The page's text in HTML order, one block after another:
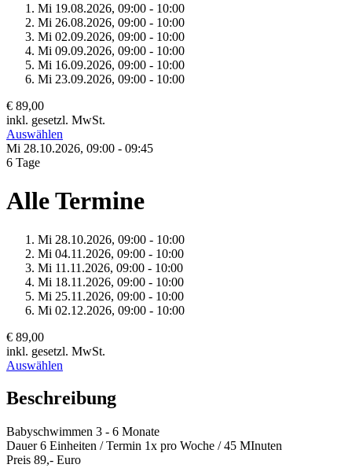
Mi 19.08.2026, 09:00 - 10:00
Mi 26.08.2026, 09:00 - 10:00
Mi 02.09.2026, 09:00 - 10:00
Mi 09.09.2026, 09:00 - 10:00
Mi 16.09.2026, 09:00 - 10:00
Mi 23.09.2026, 09:00 - 10:00
€ 89,00
inkl. gesetzl. MwSt.
Auswählen
Mi 28.10.2026, 09:00 - 09:45
6 Tage
Alle Termine
Mi 28.10.2026, 09:00 - 10:00
Mi 04.11.2026, 09:00 - 10:00
Mi 11.11.2026, 09:00 - 10:00
Mi 18.11.2026, 09:00 - 10:00
Mi 25.11.2026, 09:00 - 10:00
Mi 02.12.2026, 09:00 - 10:00
€ 89,00
inkl. gesetzl. MwSt.
Auswählen
Beschreibung
Babyschwimmen 3 - 6 Monate
Dauer 6 Einheiten / Termin 1x pro Woche / 45 MInuten
Preis 89,- Euro